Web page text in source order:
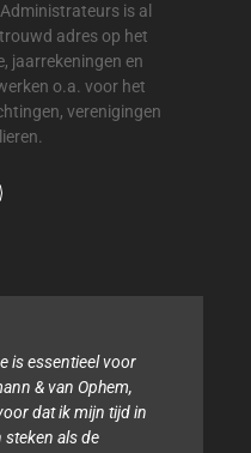
is al
adres op het
jaarrekeningen en
o.a. voor het
verenigingen
is essentieel voor
& van Ophem,
dat ik mijn tijd in
als de